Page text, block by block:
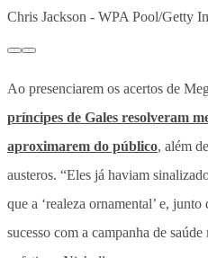
Chris Jackson - WPA Pool/Getty
Ao presenciarem os acertos de
príncipes de Gales resolveram
aproximarem do público, além
austeros. “Eles já haviam
que a ‘realeza ornamental’ e,
sucesso com a campanha de